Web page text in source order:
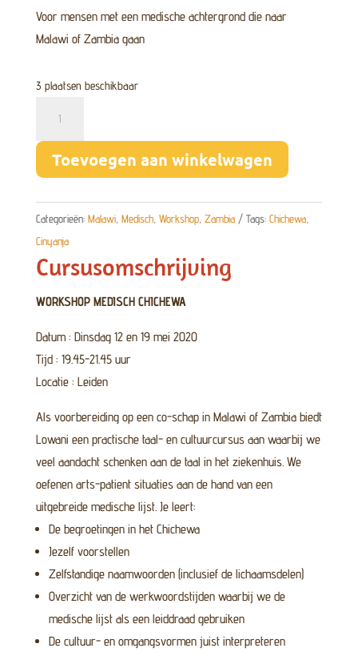
Voor mensen met een medische achtergrond die naar
Malawi of Zambia gaan
3 plaatsen beschikbaar
Chichewa
-
2020
aantal
Toevoegen aan winkelwagen
Categorieën: Malawi, Medisch, Workshop, Zambia Tags: Chichewa,
Cinyanja
Cursusomschrijving
WORKSHOP MEDISCH CHICHEWA
Datum : Dinsdag 12 en 19 mei 2020
Tijd : 19.45-21.45 uur
Locatie : Leiden
Als voorbereiding op een co-schap in Malawi of Zambia biedt
Lowani een practische taal- en cultuurcursus aan waarbij we
veel aandacht schenken aan de taal in het ziekenhuis. We
oefenen arts-patient situaties aan de hand van een
uitgebreide medische lijst. Je leert:
De begroetingen in het Chichewa
Jezelf voorstellen
Zelfstandige naamwoorden (inclusief de lichaamsdelen)
Overzicht van de werkwoordstijden waarbij we de
medische lijst als een leiddraad gebruiken
De cultuur- en omgangsvormen juist interpreteren